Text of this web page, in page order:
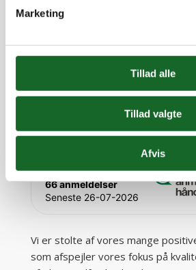
Marketing
Tillad alle
Tillad valgte
Afvis
Anlægsgartner Ballerup
Anlægsgartner Roskilde
Anlægsgartner Køge
Anlægsgartner Ringsted
4.9baseret på
66 anmeldelser
Seneste 26-07-2026
Vi er stolte af vores mange
som afspejler vores fokus på